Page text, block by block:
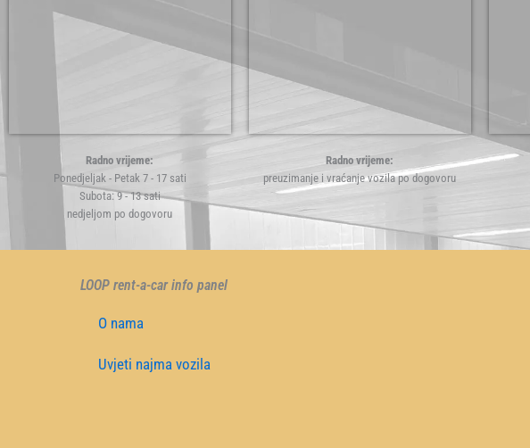
Radno vrijeme:
Ponedjeljak - Petak 7 - 17 sati
Subota: 9 - 13 sati
nedjeljom po dogovoru
Radno vrijeme:
preuzimanje i vraćanje vozila po dogovoru
LOOP rent-a-car info panel
O nama
Uvjeti najma vozila